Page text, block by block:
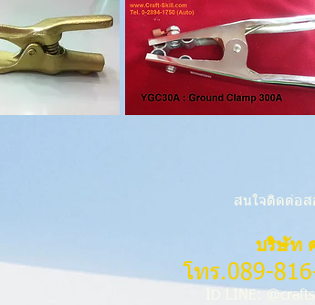
สนใจติดต่อส
บริษัท
โทร.089-
ID LINE: